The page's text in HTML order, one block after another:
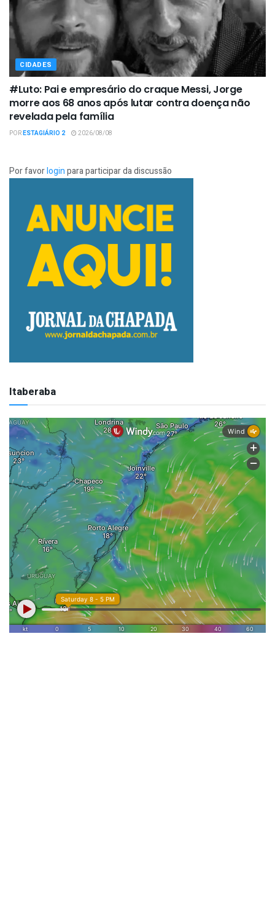
CIDADES
#Luto: Pai e empresário do craque Messi, Jorge
morre aos 68 anos após lutar contra doença não
revelada pela família
PORESTAGIÁRIO 2 2026/08/08
Por favorloginpara participar da discussão
Itaberaba